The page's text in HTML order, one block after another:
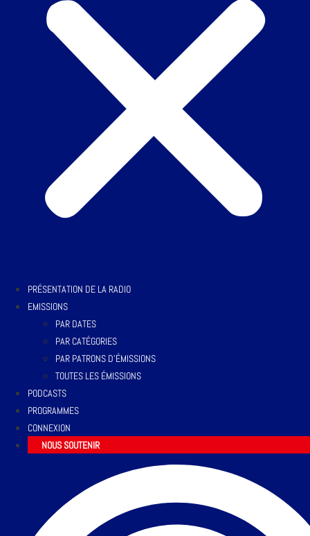
PRÉSENTATION DE LA RADIO
EMISSIONS
PAR DATES
PAR CATÉGORIES
PAR PATRONS D’ÉMISSIONS
TOUTES LES ÉMISSIONS
PODCASTS
PROGRAMMES
CONNEXION
NOUS SOUTENIR